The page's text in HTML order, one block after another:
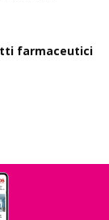
farmaceutici